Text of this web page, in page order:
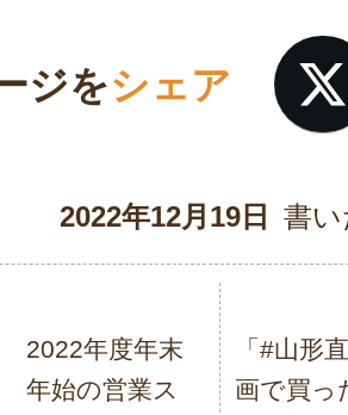
ジをシェア
2022年12月19日 書
2022年度年末
年始の営業ス
「#山形
画で買っ